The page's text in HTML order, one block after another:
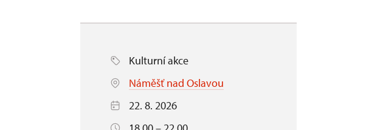
Kulturní akce
Náměšť nad Oslavou
22. 8. 2026